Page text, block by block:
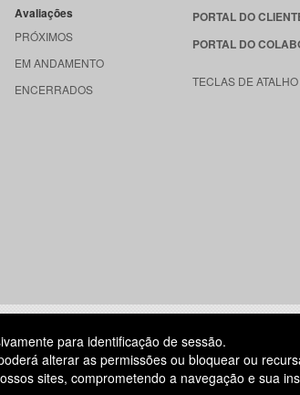
Avaliações
PRÓXIMOS
EM ANDAMENTO
ENCERRADOS
PORTAL DO
PORTAL DO
TECLAS DE ATALHO
11 3874-6300
DIAS ÚTEISdas 8h
para identificação de sessão.
alterar as permissões ou bloquear ou
sites, comprometendo a navegação e sua